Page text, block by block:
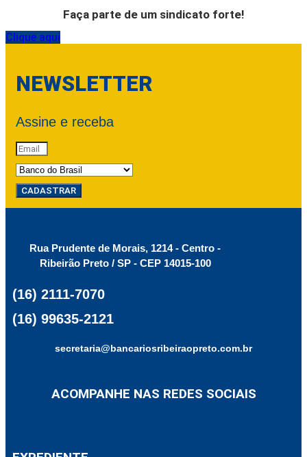
Faça parte de um sindicato forte!
Clique aqui
NEWSLETTER
Assine e receba
CADASTRAR
Rua Prudente de Morais, 1214 - Centro -
Ribeirão Preto / SP - CEP 14015-100
(16) 2111-7070
(16) 99635-2121
secretaria@bancariosribeiraopreto.com.br
ACOMPANHE NAS REDES SOCIAIS